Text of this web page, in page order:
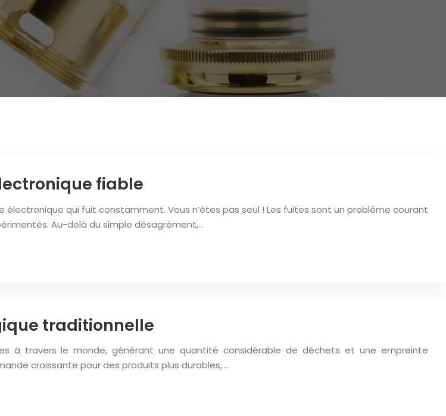
fiable
qui fuit constamment. Vous n’êtes pas seul ! Les fuites sont un problème courant
Au-delà du simple désagrément,…
traditionnelle
à travers le monde, générant une quantité considérable de déchets et une empreinte
croissante pour des produits plus durables,…